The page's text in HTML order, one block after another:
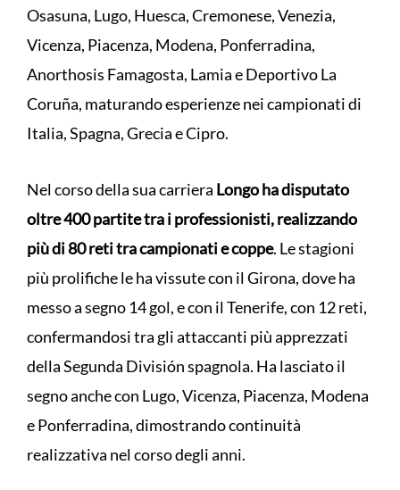
Osasuna, Lugo, Huesca, Cremonese, Venezia,
Vicenza, Piacenza, Modena, Ponferradina,
Anorthosis Famagosta, Lamia e Deportivo La
Coruña, maturando esperienze nei campionati di
Italia, Spagna, Grecia e Cipro.
Nel corso della sua carriera Longo ha disputato
oltre 400 partite tra i professionisti, realizzando
più di 80 reti tra campionati e coppe. Le stagioni
più prolifiche le ha vissute con il Girona, dove ha
messo a segno 14 gol, e con il Tenerife, con 12 reti,
confermandosi tra gli attaccanti più apprezzati
della Segunda División spagnola. Ha lasciato il
segno anche con Lugo, Vicenza, Piacenza, Modena
e Ponferradina, dimostrando continuità
realizzativa nel corso degli anni.